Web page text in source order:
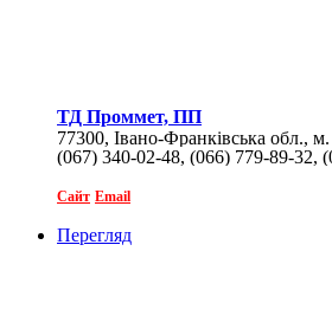
ТД Проммет, ПП
77300, Івано-Франківська обл.,
(067) 340-02-48, (066) 779-89-32,
Сайт Email
Перегляд